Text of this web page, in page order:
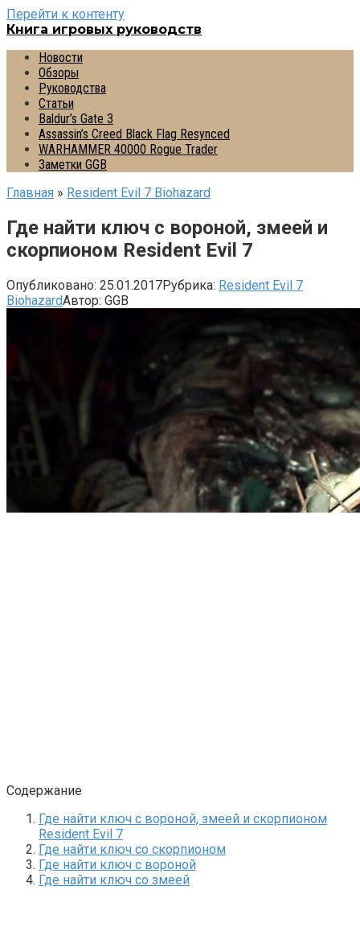
Перейти к контенту
Книга игровых руководств
Новости
Обзоры
Руководства
Статьи
Baldur’s Gate 3
Assassin’s Creed Black Flag Resynced
WARHAMMER 40000 Rogue Trader
Заметки GGB
Главная » Resident Evil 7 Biohazard
Где найти ключ с вороной, змеей и
скорпионом Resident Evil 7
Опубликовано: 25.01.2017Рубрика: Resident Evil 7
BiohazardАвтор: GGB
Содержание
Где найти ключ с вороной, змеей и скорпионом
Resident Evil 7
Где найти ключ со скорпионом
Где найти ключ с вороной
Где найти ключ со змеей